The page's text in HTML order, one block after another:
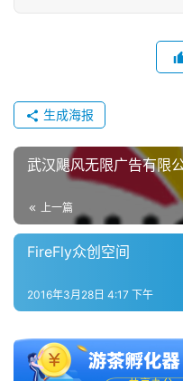
2
十
三
届
茶
奖
生成海报
武汉飓风无限广告有限
上一篇
FireFly众创空间
2016年3月28日 4:17 下午